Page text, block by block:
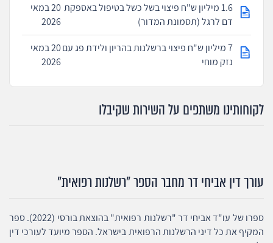
1.6 מיליון ש"ח פיצוי בשל כשל בטיפול באספקת
דם לרגל (תסמונת המדור)
20 במאי
2026
7 מיליון ש"ח פיצוי ברשלנות בהריון ולידת פג עם
נזק מוחי
20 במאי
2026
לקוחותינו משתפים על השירות שקיבלו
עורך דין אביחי דר מחבר הספר "רשלנות רפואית"
ספרו של עו"ד אביחי דר "רשלנות רפואית" בהוצאת בורסי (2022). ספר
המקיף את כל דיני הרשלנות הרפואית בישראל. הספר מיועד לעורכי דין